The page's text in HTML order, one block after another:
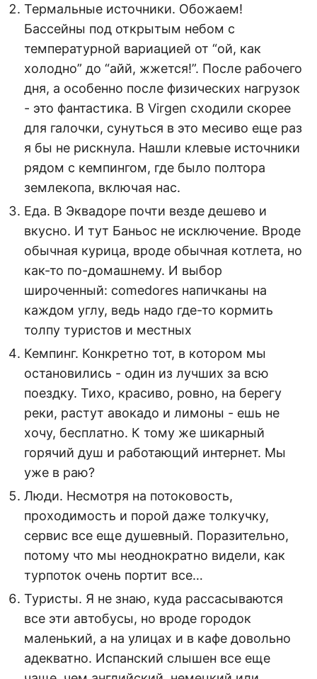
Термальные источники. Обожаем!
Бассейны под открытым небом с
температурной вариацией от “ой, как
холодно” до “айй, жжется!”. После рабочего
дня, а особенно после физических нагрузок
- это фантастика. В Virgen сходили скорее
для галочки, сунуться в это месиво еще раз
я бы не рискнула. Нашли клевые источники
рядом с кемпингом, где было полтора
землекопа, включая нас.
Еда. В Эквадоре почти везде дешево и
вкусно. И тут Баньос не исключение. Вроде
обычная курица, вроде обычная котлета, но
как-то по-домашнему. И выбор
широченный: comedores напичканы на
каждом углу, ведь надо где-то кормить
толпу туристов и местных
Кемпинг. Конкретно тот, в котором мы
остановились - один из лучших за всю
поездку. Тихо, красиво, ровно, на берегу
реки, растут авокадо и лимоны - ешь не
хочу, бесплатно. К тому же шикарный
горячий душ и работающий интернет. Мы
уже в раю?
Люди. Несмотря на потоковость,
проходимость и порой даже толкучку,
сервис все еще душевный. Поразительно,
потому что мы неоднократно видели, как
турпоток очень портит все…
Туристы. Я не знаю, куда рассасываются
все эти автобусы, но вроде городок
маленький, а на улицах и в кафе довольно
адекватно. Испанский слышен все еще